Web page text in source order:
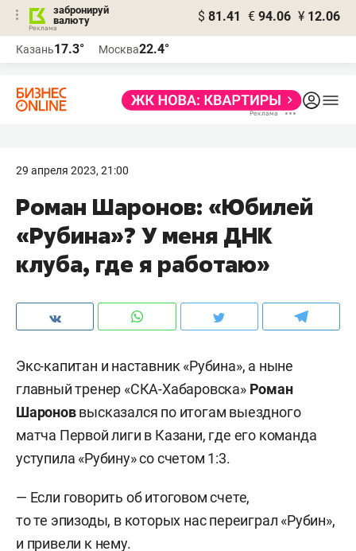
забронируй
валюту
$ 81.41 € 94.06 ¥ 12.06
Казань17.3° Москва22.4°
29 апреля 2023, 21:00
Роман Шаронов: «Юбилей
«Рубина»? У меня ДНК
клуба, где я работаю»
Экс-капитан и наставник «Рубина», а ныне
главный тренер «СКА-Хабаровска» Роман
Шароноввысказался по итогам выездного
матча Первой лиги в Казани, где его команда
уступила «Рубину» со счетом 1:3.
— Если говорить об итоговом счете,
то те эпизоды, в которых нас переиграл «Рубин»,
и привели к нему.